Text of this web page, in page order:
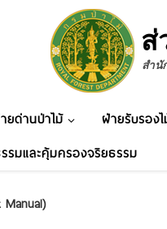
ส่
สำนั
ยด่านป่าไม้ ฝ่ายรับรอง
มและคุ้มครองจริยธรรม